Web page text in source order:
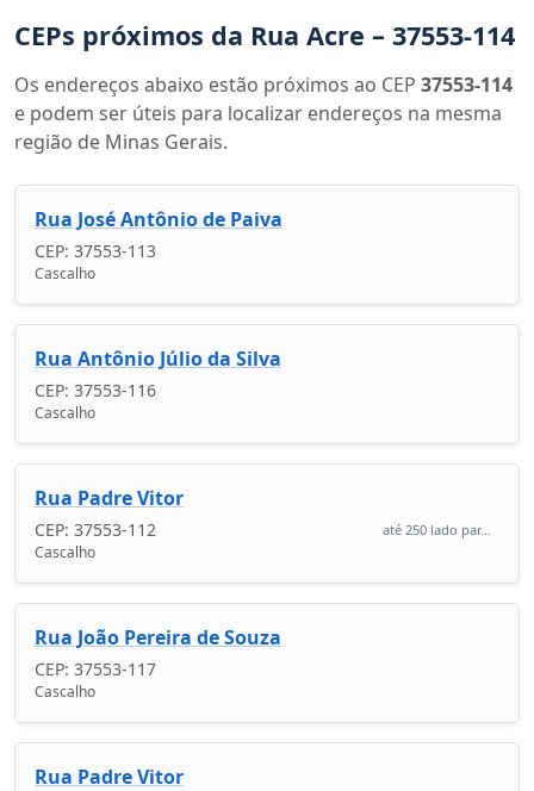
CEPs próximos da Rua Acre – 37553-114
Os endereços abaixo estão próximos ao CEP 37553-114
e podem ser úteis para localizar endereços na mesma
região de Minas Gerais.
Rua José Antônio de Paiva
CEP: 37553-113
Cascalho
Rua Antônio Júlio da Silva
CEP: 37553-116
Cascalho
Rua Padre Vitor
CEP: 37553-112 até 250 lado par...
Cascalho
Rua João Pereira de Souza
CEP: 37553-117
Cascalho
Rua Padre Vitor